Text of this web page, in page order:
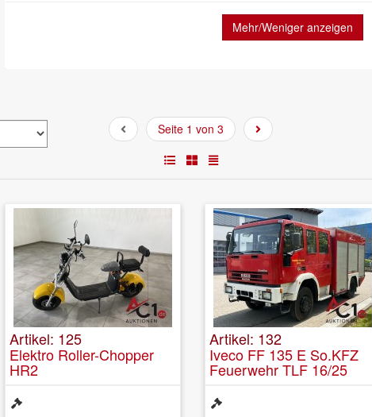
Mehr/Weniger anzeigen
Seite 1 von 3
Artikel: 125
Elektro Roller-Chopper
HR2
Artikel: 132
Iveco FF 135 E So.KFZ
Feuerwehr TLF 16/25